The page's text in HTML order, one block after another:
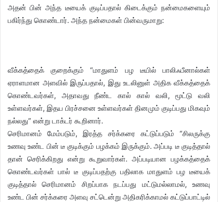
அதன் பின் அந்த டீயைக் குடிப்பதால் கிடைக்கும் நன்மைகளையும்
பகிர்ந்து கொண்டார். அந்த நன்மைகள் பின்வருமாறு:
வீக்கத்தைக் குறைக்கும் “மாதுளம் பழ டீயில் பாலிஃபீனால்கள்
ஏராளமான அளவில் இருப்பதால், இது உடலினுள் அதிக வீக்கத்தைக்
கொண்டவர்கள், அதாவது நீண்ட கால் கால் வலி, மூட்டு வலி
உள்ளவர்கள், இதய பிரச்சனை உள்ளவர்கள் தினமும் குடிப்பது மிகவும்
நல்லது” என்று டாக்டர் கூறினார்.
செரிமானம் மேம்படும், இரத்த சர்க்கரை கட்டுப்படும் “சிலருக்கு
உணவு உண்ட பின் டீ குடிக்கும் பழக்கம் இருக்கும். அப்படி டீ குடித்தால்
தான் செரிக்கிறது என்று கூறுவார்கள். அப்படியான பழக்கத்தைக்
கொண்டவர்கள் பால் டீ குடிப்பதற்கு பதிலாக மாதுளம் பழ டீயைக்
குடித்தால் செரிமானம் சிறப்பாக நடப்பது மட்டுமல்லாமல், உணவு
உண்ட பின் சர்க்கரை அளவு சட்டென்று அதிகரிக்காமல் கட்டுப்பாட்டில்